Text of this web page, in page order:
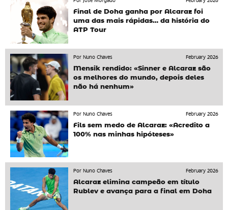
Final de Doha ganha por Alcaraz foi
uma das mais rápidas… da história do
ATP Tour
Por Nuno Chaves
February 2026
Mensik rendido: «Sinner e Alcaraz são
os melhores do mundo, depois deles
não há nenhum»
Por Nuno Chaves
February 2026
Fils sem medo de Alcaraz: «Acredito a
100% nas minhas hipóteses»
Por Nuno Chaves
February 2026
Alcaraz elimina campeão em título
Rublev e avança para a final em Doha